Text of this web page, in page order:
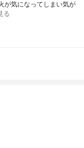
が気になってしまい気が
る